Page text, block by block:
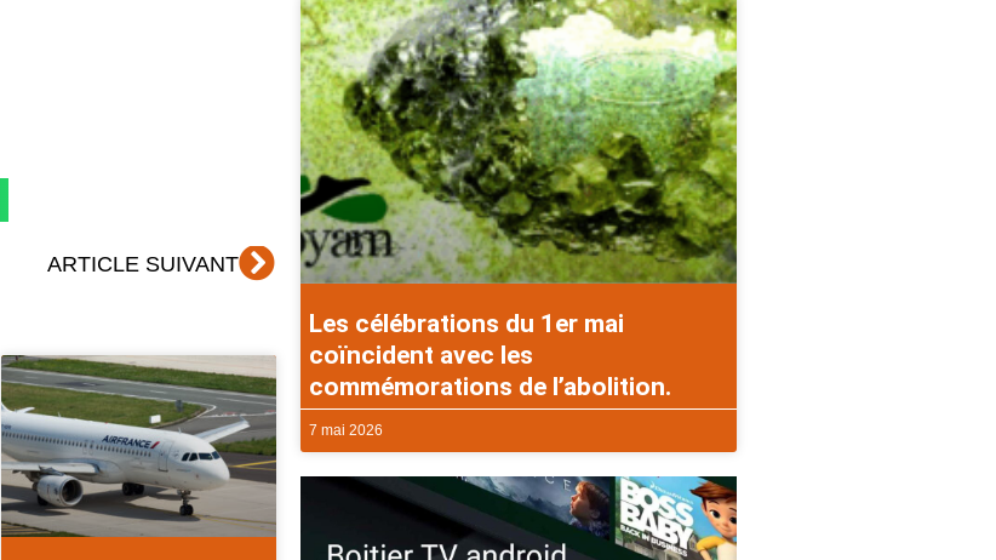
ARTICLE SUIVANTSuivant
Les célébrations du 1er mai
coïncident avec les
commémorations de l’abolition.
7 mai 2026